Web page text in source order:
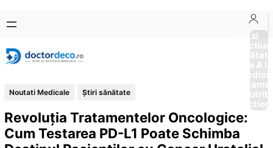
conținut
content
Boli si
Afectiuni
Sănătate
de la A
Noutati Medicale Ştiri sănătate
Revoluția Tratamentelor Oncologice:
Cum Testarea PD-L1 Poate Schimba